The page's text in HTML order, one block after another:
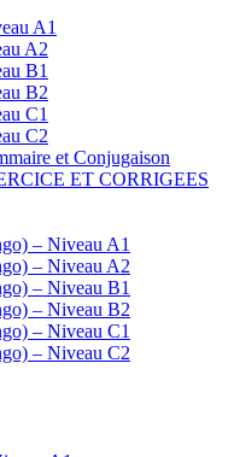
A1
A2
B1
B2
C1
C2
et Conjugaison
ET CORRIGEES
– Niveau A1
– Niveau A2
– Niveau B1
– Niveau B2
– Niveau C1
– Niveau C2